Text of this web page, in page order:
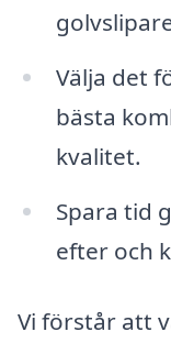
Välja det
bästa
kvalitet.
Spara tid
efter och
Vi förstår att